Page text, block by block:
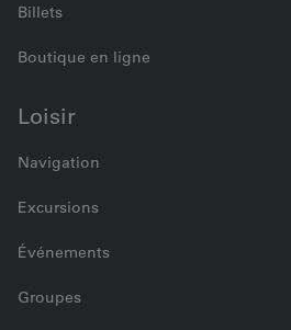
Billets
Boutique en ligne
Loisir
Navigation
Excursions
Événements
Groupes